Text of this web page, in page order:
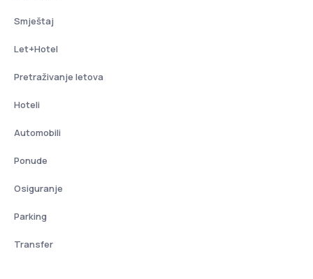
Smještaj
Let+Hotel
Pretraživanje letova
Hoteli
Automobili
Ponude
Osiguranje
Parking
Transfer